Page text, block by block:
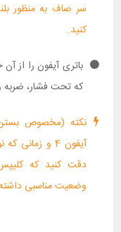
سر صاف به منظور
کنید.
باتری آیفون را از
که تحت فشار، ضربه و
نکته (مخصوص
آیفون 4 و
دقت کنید که
وضعیت مناسبی داشته